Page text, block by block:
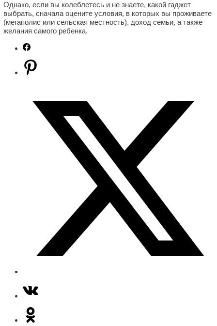
Однако, если вы колеблетесь и не знаете, какой гаджет
выбрать, сначала оцените условия, в которых вы проживаете
(мегаполис или сельская местность), доход семьи, а также
желания самого ребенка.